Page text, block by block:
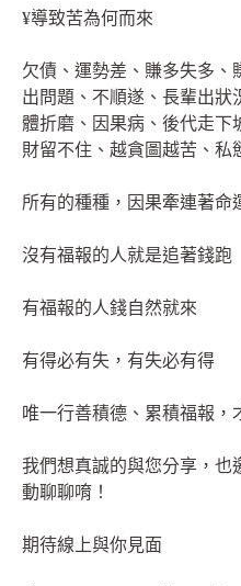
¥導致苦為何而來
欠債、運勢差、賺多失多、
出問題、不順遂、長輩出狀
體折磨、因果病、後代走下
財留不住、越貪圖越苦、私
所有的種種，因果牽連著命
沒有福報的人就是追著錢跑
有福報的人錢自然就來
有得必有失，有失必有得
唯一行善積德、累積福報，
我們想真誠的與您分享，也
動聊聊唷！
期待線上與你見面